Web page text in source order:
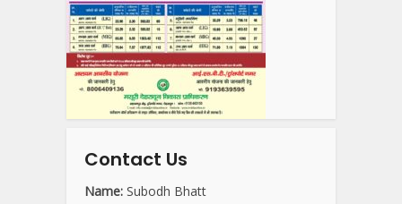
Contact Us
Name: Subodh Bhatt